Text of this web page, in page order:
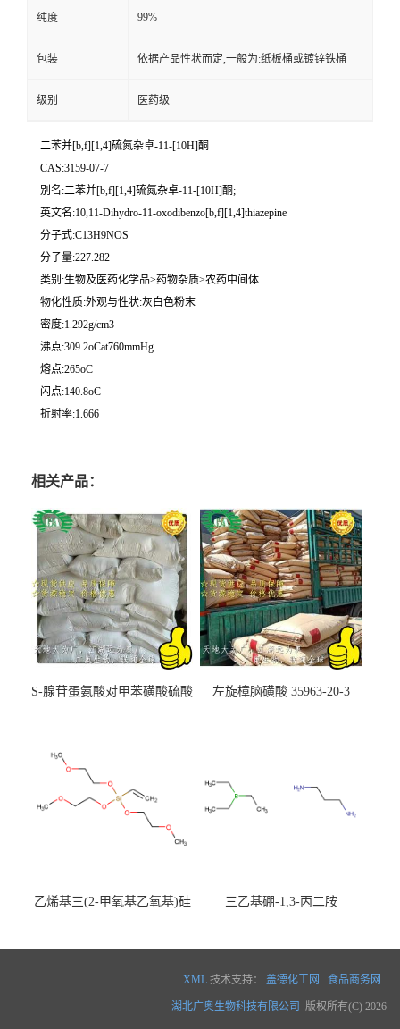
纯度 99%
包装 依据产品性状而定,一般为:纸板桶或镀锌铁桶
级别 医药级
二苯并[b,f][1,4]硫氮杂卓-11-[10H]酮
CAS:3159-07-7
别名:二苯并[b,f][1,4]硫氮杂卓-11-[10H]酮;
英文名:10,11-Dihydro-11-oxodibenzo[b,f][1,4]thiazepine
分子式:C13H9NOS
分子量:227.282
类别:生物及医药化学品>药物杂质>农药中间体
物化性质:外观与性状:灰白色粉末
密度:1.292g/cm3
沸点:309.2oCat760mmHg
熔点:265oC
闪点:140.8oC
折射率:1.666
相关产品：
S-腺苷蛋氨酸对甲苯磺酸硫酸
左旋樟脑磺酸 35963-20-3
乙烯基三(2-甲氧基乙氧基)硅
三乙基硼-1,3-丙二胺
XML 技术支持： 盖德化工网 食品商务网
湖北广奥生物科技有限公司 版权所有(C) 2026